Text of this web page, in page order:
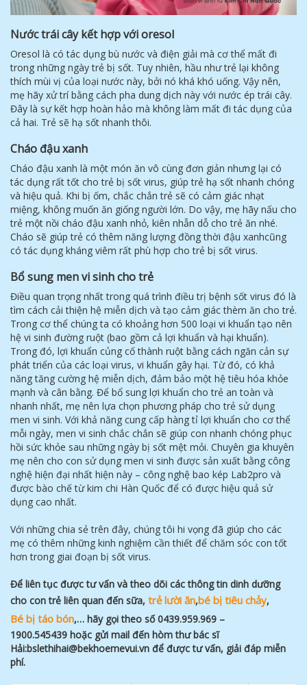
Nước trái cây kết hợp với oresol
Oresol là có tác dụng bù nước và điện giải mà cơ thể mất đi
trong những ngày trẻ bị sốt. Tuy nhiên, hầu như trẻ lại không
thích mùi vị của loại nước này, bởi nó khá khó uống. Vậy nên,
mẹ hãy xử trí bằng cách pha dung dịch này với nước ép trái cây.
Đây là sự kết hợp hoàn hảo mà không làm mất đi tác dụng của
cả hai. Trẻ sẽ hạ sốt nhanh thôi.
Cháo đậu xanh
Cháo đậu xanh là một món ăn vô cùng đơn giản nhưng lại có
tác dụng rất tốt cho trẻ bị sốt virus, giúp trẻ hạ sốt nhanh chóng
và hiệu quả. Khi bị ốm, chắc chắn trẻ sẽ có cảm giác nhạt
miệng, không muốn ăn giống người lớn. Do vậy, mẹ hãy nấu cho
trẻ một nồi cháo đậu xanh nhỏ, kiên nhẫn dỗ cho trẻ ăn nhé.
Cháo sẽ giúp trẻ có thêm năng lượng đồng thời đậu xanhcũng
có tác dụng kháng viêm rất phù hợp cho trẻ bị sốt virus.
Bổ sung men vi sinh cho trẻ
Điều quan trọng nhất trong quá trình điều trị bệnh sốt virus đó là
tìm cách cải thiện hệ miễn dịch và tạo cảm giác thèm ăn cho trẻ.
Trong cơ thể chúng ta có khoảng hơn 500 loại vi khuẩn tạo nên
hệ vi sinh đường ruột (bao gồm cả lợi khuẩn và hại khuẩn).
Trong đó, lợi khuẩn củng cố thành ruột bằng cách ngăn cản sự
phát triển của các loại virus, vi khuẩn gây hại. Từ đó, có khả
năng tăng cường hệ miễn dịch, đảm bảo một hệ tiêu hóa khỏe
mạnh và cân bằng. Để bổ sung lợi khuẩn cho trẻ an toàn và
nhanh nhất, mẹ nên lựa chọn phương pháp cho trẻ sử dụng
men vi sinh. Với khả năng cung cấp hàng tỉ lợi khuẩn cho cơ thể
mỗi ngày, men vi sinh chắc chắn sẽ giúp con nhanh chóng phục
hồi sức khỏe sau những ngày bị sốt mệt mỏi. Chuyên gia khuyên
mẹ nên cho con sử dụng men vi sinh được sản xuất bằng công
nghệ hiện đại nhất hiện này – công nghệ bao kép Lab2pro và
được bào chế từ kim chi Hàn Quốc để có được hiệu quả sử
dụng cao nhất.
Với những chia sẻ trên đây, chúng tôi hi vọng đã giúp cho các
mẹ có thêm những kinh nghiệm cần thiết để chăm sóc con tốt
hơn trong giai đoạn bị sốt virus.
Để liên tục được tưvấn và theo dõi các thông tin dinh dưỡng
cho con trẻ liên quan đến sữa, trẻlười ăn,bé bị tiêu chảy,
Bé bị táo bón,… hãy gọi theo số0439.959.969 –
1900.545439 hoặc gửi mail đến hòm thưbác sĩ
Hải:bslethihai@bekhoemevui.vn để được tưvấn, giải đáp miễn
phí.